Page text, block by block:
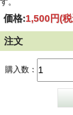
す。
価格:1,500円(
注文
購入数：